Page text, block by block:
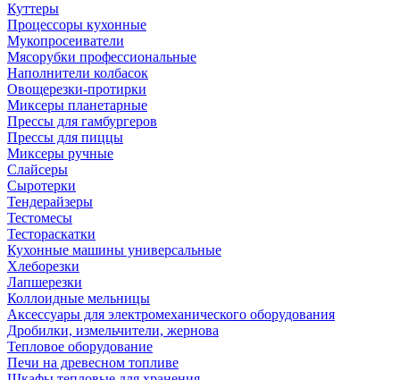
Куттеры
Процессоры кухонные
Мукопросеиватели
Мясорубки профессиональные
Наполнители колбасок
Овощерезки-протирки
Миксеры планетарные
Прессы для гамбургеров
Прессы для пиццы
Миксеры ручные
Слайсеры
Сыротерки
Тендерайзеры
Тестомесы
Тестораскатки
Кухонные машины универсальные
Хлеборезки
Лапшерезки
Коллоидные мельницы
Аксессуары для электромеханического оборудования
Дробилки, измельчители, жернова
Тепловое оборудование
Печи на древесном топливе